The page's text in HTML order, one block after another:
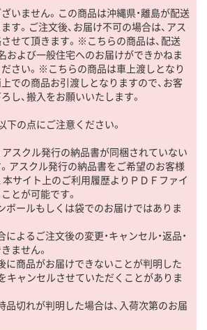
いません。この商品は沖縄県・離島が配送
す。ご注文後、お届け不可の場合は、アス
せて頂きます。※こちらの商品は、配送
および一般住宅へのお届けができかねま
さい。※こちらの商品は車上渡しとなり
での商品お引渡しとなりますので、お客
し、搬入をお願いいたします。
下の点にご注意ください。
アスクル発行の納品書が同梱されていない
アスクル発行の納品書をご希望のお客様
本サイト上のご利用履歴よりＰＤＦファイ
とが可能です。
ボールもしくは袋でのお届けではありま
によるご注文後の変更・キャンセル・返品・
ません。
に商品がお届けできないことが判明した
キャンセルさせていただくことがありま
品切れが判明した場合は、入荷次第のお届